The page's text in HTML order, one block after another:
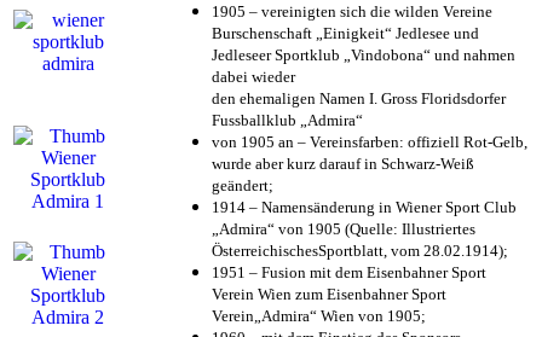
1905 – vereinigten sich die wilden Vereine
Burschenschaft „Einigkeit“ Jedlesee und
Jedleseer Sportklub „Vindobona“ und nahmen
dabei wieder
den ehemaligen Namen I. Gross Floridsdorfer
Fussballklub „Admira“
von 1905 an – Vereinsfarben: offiziell Rot-Gelb,
wurde aber kurz darauf in Schwarz-Weiß
geändert;
1914 – Namensänderung in Wiener Sport Club
„Admira“ von 1905 (Quelle: Illustriertes
ÖsterreichischesSportblatt, vom 28.02.1914);
1951 – Fusion mit dem Eisenbahner Sport
Verein Wien zum Eisenbahner Sport
Verein„Admira“ Wien von 1905;